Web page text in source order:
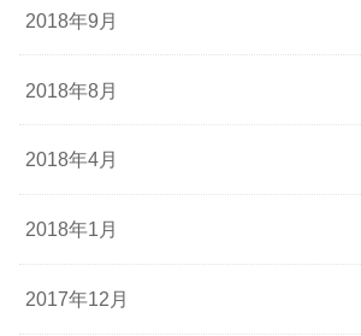
2018年9月
2018年8月
2018年4月
2018年1月
2017年12月